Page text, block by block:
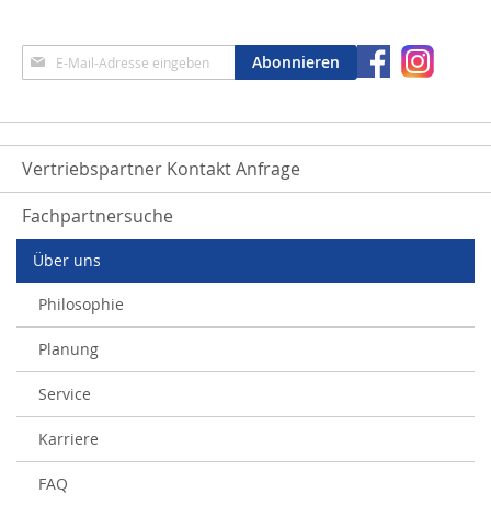
Anmeldung
zum
Abonnieren
Vertriebspartner Kontakt Anfrage
Fachpartnersuche
Über uns
Philosophie
Planung
Service
Karriere
FAQ